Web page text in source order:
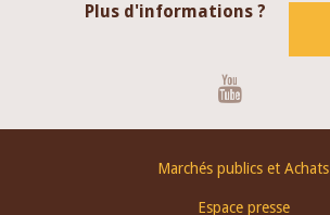
Plus d'informations ?
Marchés publics et Achats
Espace presse